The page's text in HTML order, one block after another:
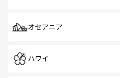
オセアニア
ハワイ